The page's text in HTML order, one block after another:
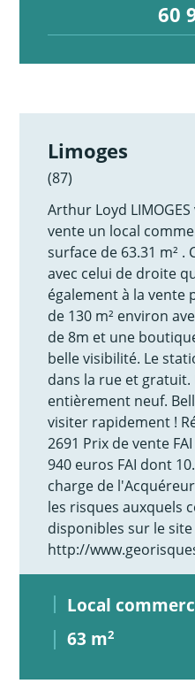
60
Limoges
(87)
Arthur Loyd
vente un local
surface de 63.31 m²
avec celui de droite
également à la vente
de 130 m² environ
de 8m et une
belle visibilité. Le
dans la rue et
entièrement neuf.
visiter rapidement !
2691 Prix de vente
940 euros FAI dont
charge de
les risques auxquels
disponibles sur le
http://
Local
63 m2